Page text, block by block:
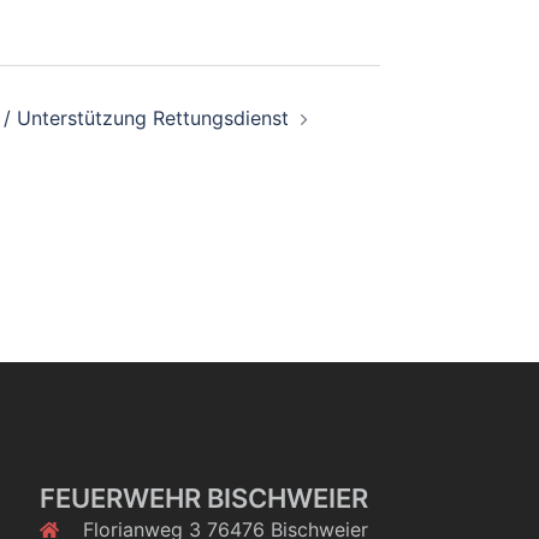
/ Unterstützung Rettungsdienst
FEUERWEHR BISCHWEIER
Florianweg 3 76476 Bischweier